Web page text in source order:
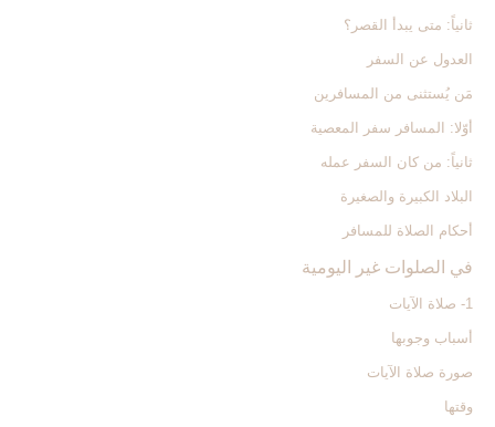
ثانياً: متى يبدأ القصر؟
العدول عن السفر
مَن يُستثنى من المسافرين
أوّلا: المسافر سفر المعصية
ثانياً: من كان السفر عمله
البلاد الكبيرة والصغيرة
أحكام الصلاة للمسافر
في الصلوات غير اليومية
1- صلاة الآيات‏
أسباب وجوبها
صورة صلاة الآيات
وقتها